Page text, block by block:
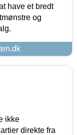
have et bredt
og
ikke
direkte fra